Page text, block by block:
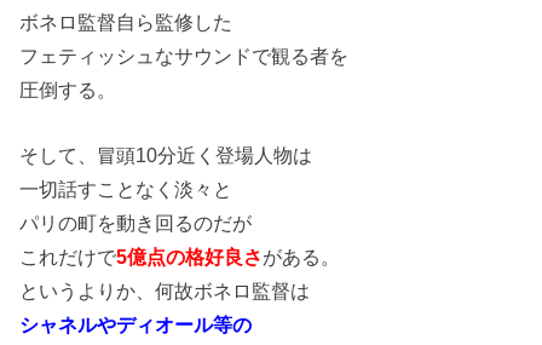
ボネロ監督自ら監修した
フェティッシュなサウンドで観る者を
圧倒する。
そして、冒頭10分近く登場人物は
一切話すことなく淡々と
パリの町を動き回るのだが
これだけで5億点の格好良さがある。
というよりか、何故ボネロ監督は
シャネルやディオール等の